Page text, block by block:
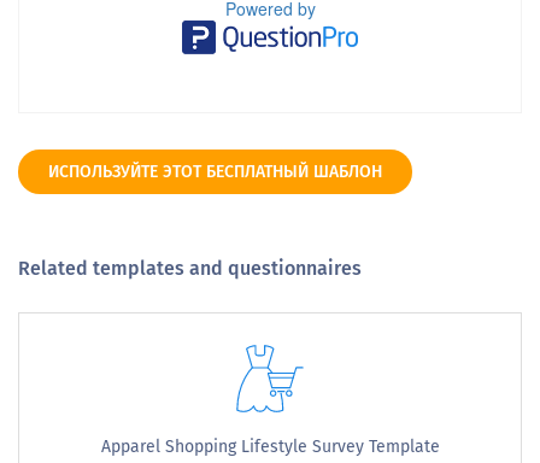
ИСПОЛЬЗУЙТЕ ЭТОТ БЕСПЛАТНЫЙ ШАБЛОН
Related templates and questionnaires
Apparel Shopping Lifestyle Survey Template